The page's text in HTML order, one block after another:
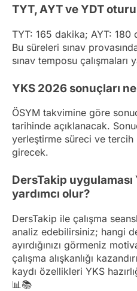
TYT, AYT ve YDT
TYT: 165 dakika; AYT: 180
Bu süreleri sınav
sınav temposu çalışmaları
YKS 2026 sonuçları
ÖSYM takvimine göre
tarihinde açıklanacak.
yerleştirme süreci ve
girecek.
DersTakip uygulaması
yardımcı olur?
DersTakip ile çalışma
analiz edebilirsiniz; hangi
ayırdığınızı görmeniz
çalışma alışkanlığı
kaydı özellikleri YKS
📊📚